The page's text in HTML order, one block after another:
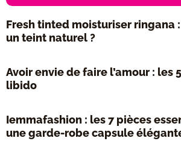
Fresh tinted moisturiser ringana
un teint naturel ?
Avoir envie de faire l’amour : les
libido
Iemmafashion : les 7 pièces
une garde-robe capsule